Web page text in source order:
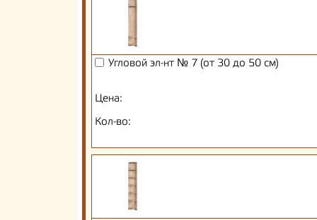
Угловой эл-нт № 7 (от 30 до 50 см)
Цена:
Кол-во: